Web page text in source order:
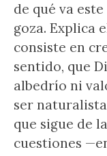
de qué va
goza. Explica
consiste en
sentido, que
albedrío ni
ser
que sigue de
cuestiones